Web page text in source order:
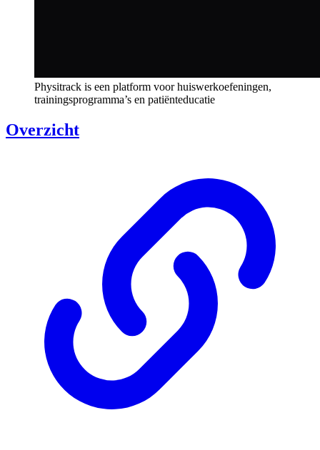
Physitrack is een platform voor huiswerkoefeningen,
trainingsprogramma’s en patiënteducatie
Overzicht